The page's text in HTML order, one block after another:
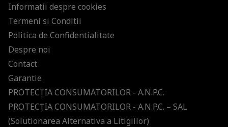
Informatii despre cookies
Termeni si Conditii
Politica de Confidentialitate
Despre noi
Contact
Garantie
PROTECŢIA CONSUMATORILOR - A.N.P.C.
PROTECŢIA CONSUMATORILOR - A.N.P.C. – SAL
(Solutionarea Alternativa a Litigiilor)